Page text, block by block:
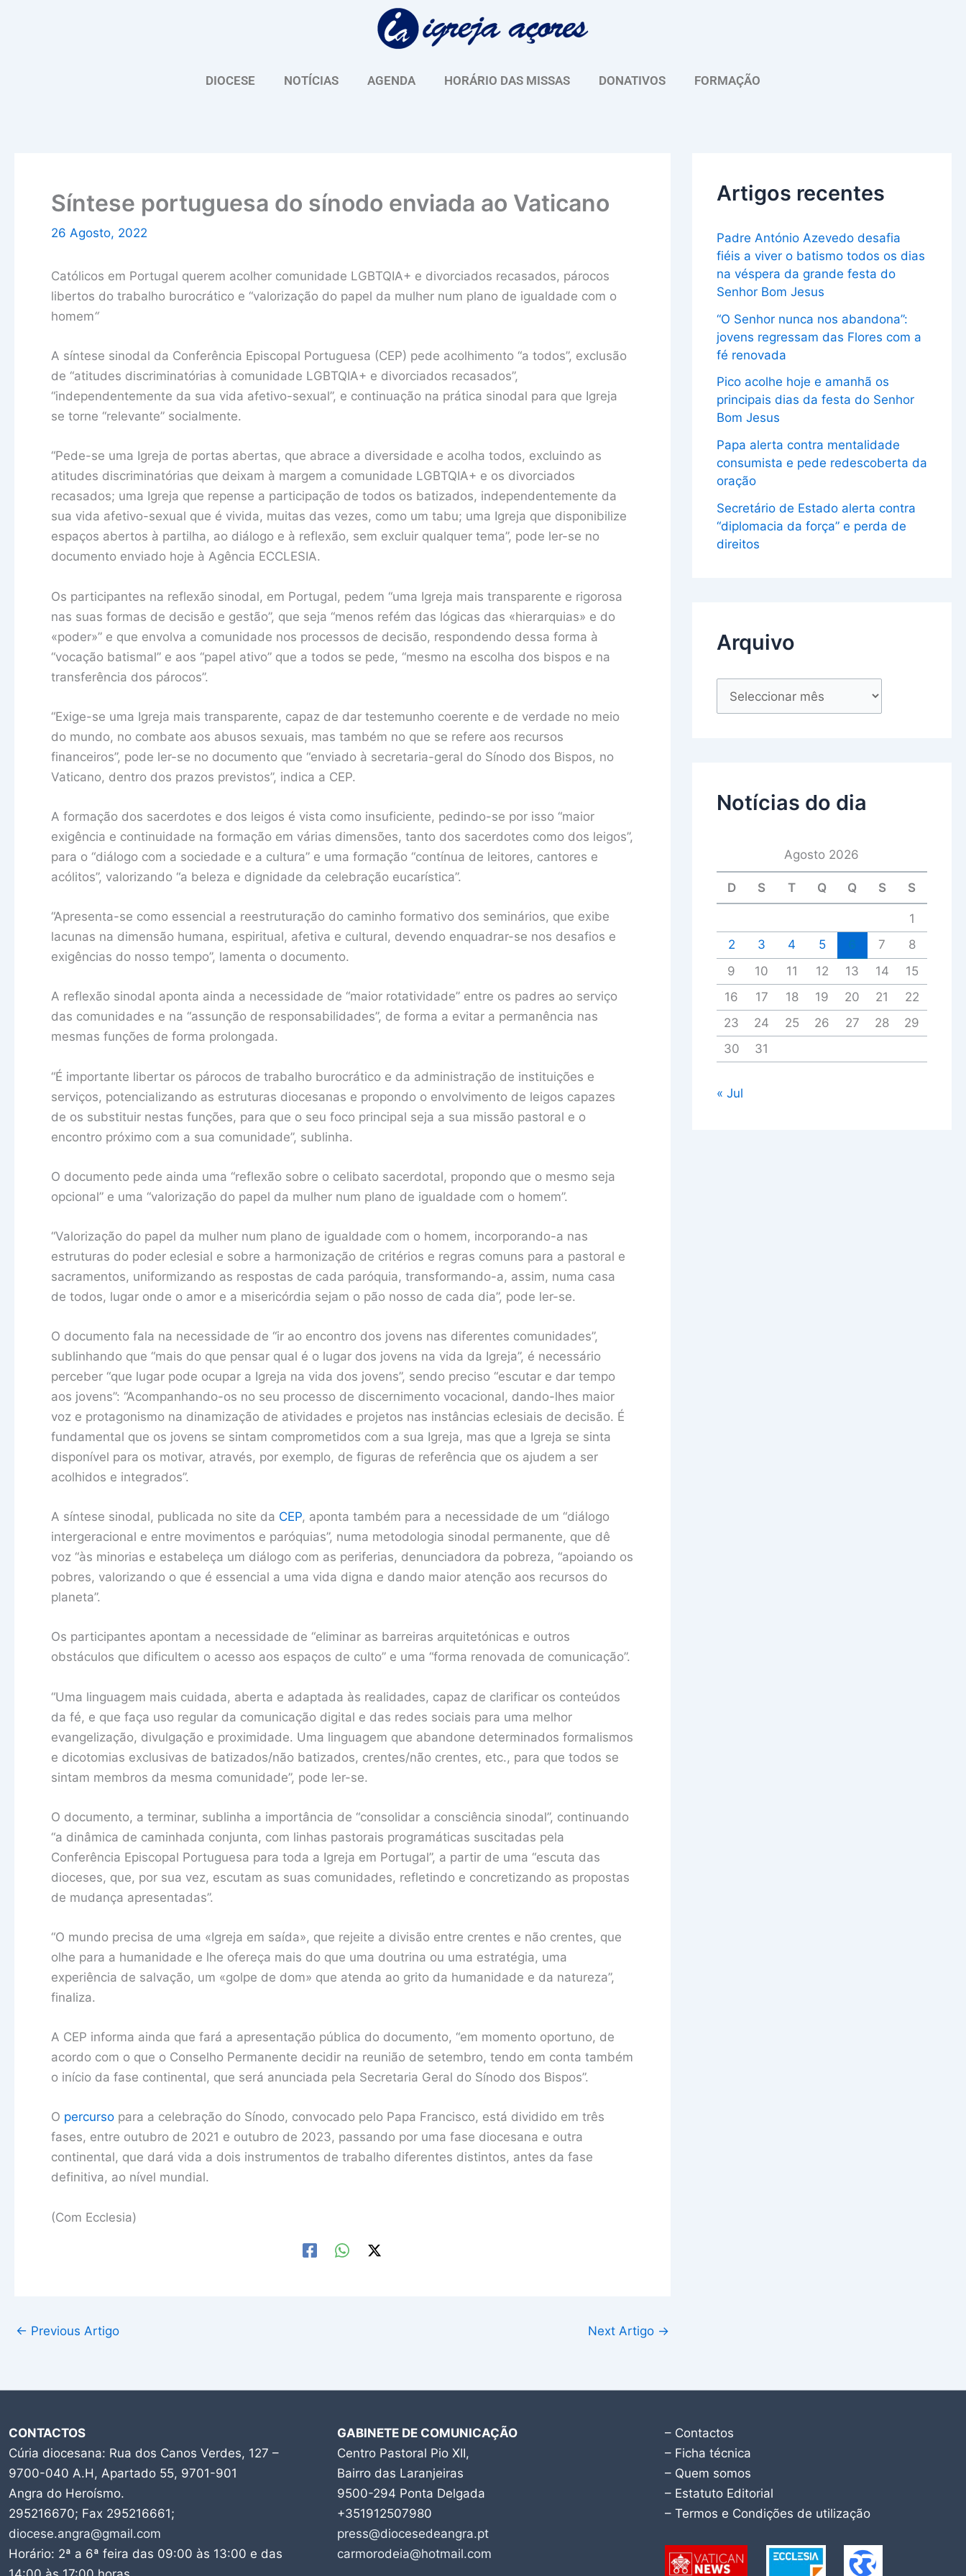
DIOCESE NOTÍCIAS AGENDA HORÁRIO DAS MISSAS DONATIVOS FORMAÇÃO
Síntese portuguesa do sínodo enviada ao Vaticano
26 Agosto, 2022
Católicos em Portugal querem acolher comunidade LGBTQIA+ e divorciados recasados, párocos
libertos do trabalho burocrático e “valorização do papel da mulher num plano de igualdade com o
homem“
A síntese sinodal da Conferência Episcopal Portuguesa (CEP) pede acolhimento “a todos”, exclusão
de “atitudes discriminatórias à comunidade LGBTQIA+ e divorciados recasados”,
“independentemente da sua vida afetivo-sexual”, e continuação na prática sinodal para que Igreja
se torne “relevante” socialmente.
“Pede-se uma Igreja de portas abertas, que abrace a diversidade e acolha todos, excluindo as
atitudes discriminatórias que deixam à margem a comunidade LGBTQIA+ e os divorciados
recasados; uma Igreja que repense a participação de todos os batizados, independentemente da
sua vida afetivo-sexual que é vivida, muitas das vezes, como um tabu; uma Igreja que disponibilize
espaços abertos à partilha, ao diálogo e à reflexão, sem excluir qualquer tema”, pode ler-se no
documento enviado hoje à Agência ECCLESIA.
Os participantes na reflexão sinodal, em Portugal, pedem “uma Igreja mais transparente e rigorosa
nas suas formas de decisão e gestão”, que seja “menos refém das lógicas das «hierarquias» e do
«poder»” e que envolva a comunidade nos processos de decisão, respondendo dessa forma à
“vocação batismal” e aos “papel ativo” que a todos se pede, “mesmo na escolha dos bispos e na
transferência dos párocos”.
“Exige-se uma Igreja mais transparente, capaz de dar testemunho coerente e de verdade no meio
do mundo, no combate aos abusos sexuais, mas também no que se refere aos recursos
financeiros”, pode ler-se no documento que “enviado à secretaria-geral do Sínodo dos Bispos, no
Vaticano, dentro dos prazos previstos”, indica a CEP.
A formação dos sacerdotes e dos leigos é vista como insuficiente, pedindo-se por isso “maior
exigência e continuidade na formação em várias dimensões, tanto dos sacerdotes como dos leigos”,
para o “diálogo com a sociedade e a cultura” e uma formação “contínua de leitores, cantores e
acólitos”, valorizando “a beleza e dignidade da celebração eucarística”.
“Apresenta-se como essencial a reestruturação do caminho formativo dos seminários, que exibe
lacunas na dimensão humana, espiritual, afetiva e cultural, devendo enquadrar-se nos desafios e
exigências do nosso tempo”, lamenta o documento.
A reflexão sinodal aponta ainda a necessidade de “maior rotatividade” entre os padres ao serviço
das comunidades e na “assunção de responsabilidades”, de forma a evitar a permanência nas
mesmas funções de forma prolongada.
“É importante libertar os párocos de trabalho burocrático e da administração de instituições e
serviços, potencializando as estruturas diocesanas e propondo o envolvimento de leigos capazes
de os substituir nestas funções, para que o seu foco principal seja a sua missão pastoral e o
encontro próximo com a sua comunidade”, sublinha.
O documento pede ainda uma “reflexão sobre o celibato sacerdotal, propondo que o mesmo seja
opcional” e uma “valorização do papel da mulher num plano de igualdade com o homem”.
“Valorização do papel da mulher num plano de igualdade com o homem, incorporando-a nas
estruturas do poder eclesial e sobre a harmonização de critérios e regras comuns para a pastoral e
sacramentos, uniformizando as respostas de cada paróquia, transformando-a, assim, numa casa
de todos, lugar onde o amor e a misericórdia sejam o pão nosso de cada dia”, pode ler-se.
O documento fala na necessidade de “ir ao encontro dos jovens nas diferentes comunidades”,
sublinhando que “mais do que pensar qual é o lugar dos jovens na vida da Igreja”, é necessário
perceber “que lugar pode ocupar a Igreja na vida dos jovens”, sendo preciso “escutar e dar tempo
aos jovens”: “Acompanhando-os no seu processo de discernimento vocacional, dando-lhes maior
voz e protagonismo na dinamização de atividades e projetos nas instâncias eclesiais de decisão. É
fundamental que os jovens se sintam comprometidos com a sua Igreja, mas que a Igreja se sinta
disponível para os motivar, através, por exemplo, de figuras de referência que os ajudem a ser
acolhidos e integrados”.
A síntese sinodal, publicada no site da CEP, aponta também para a necessidade de um “diálogo
intergeracional e entre movimentos e paróquias”, numa metodologia sinodal permanente, que dê
voz “às minorias e estabeleça um diálogo com as periferias, denunciadora da pobreza, “apoiando os
pobres, valorizando o que é essencial a uma vida digna e dando maior atenção aos recursos do
planeta”.
Os participantes apontam a necessidade de “eliminar as barreiras arquitetónicas e outros
obstáculos que dificultem o acesso aos espaços de culto” e uma “forma renovada de comunicação”.
“Uma linguagem mais cuidada, aberta e adaptada às realidades, capaz de clarificar os conteúdos
da fé, e que faça uso regular da comunicação digital e das redes sociais para uma melhor
evangelização, divulgação e proximidade. Uma linguagem que abandone determinados formalismos
e dicotomias exclusivas de batizados/não batizados, crentes/não crentes, etc., para que todos se
sintam membros da mesma comunidade”, pode ler-se.
O documento, a terminar, sublinha a importância de “consolidar a consciência sinodal”, continuando
“a dinâmica de caminhada conjunta, com linhas pastorais programáticas suscitadas pela
Conferência Episcopal Portuguesa para toda a Igreja em Portugal”, a partir de uma “escuta das
dioceses, que, por sua vez, escutam as suas comunidades, refletindo e concretizando as propostas
de mudança apresentadas”.
“O mundo precisa de uma «Igreja em saída», que rejeite a divisão entre crentes e não crentes, que
olhe para a humanidade e lhe ofereça mais do que uma doutrina ou uma estratégia, uma
experiência de salvação, um «golpe de dom» que atenda ao grito da humanidade e da natureza”,
finaliza.
A CEP informa ainda que fará a apresentação pública do documento, “em momento oportuno, de
acordo com o que o Conselho Permanente decidir na reunião de setembro, tendo em conta também
o início da fase continental, que será anunciada pela Secretaria Geral do Sínodo dos Bispos”.
O percurso para a celebração do Sínodo, convocado pelo Papa Francisco, está dividido em três
fases, entre outubro de 2021 e outubro de 2023, passando por uma fase diocesana e outra
continental, que dará vida a dois instrumentos de trabalho diferentes distintos, antes da fase
definitiva, ao nível mundial.
(Com Ecclesia)
← Previous Artigo Next Artigo →
Artigos recentes
Padre António Azevedo desafia
fiéis a viver o batismo todos os dias
na véspera da grande festa do
Senhor Bom Jesus
“O Senhor nunca nos abandona”:
jovens regressam das Flores com a
fé renovada
Pico acolhe hoje e amanhã os
principais dias da festa do Senhor
Bom Jesus
Papa alerta contra mentalidade
consumista e pede redescoberta da
oração
Secretário de Estado alerta contra
“diplomacia da força” e perda de
direitos
Arquivo
u
Notícias do dia
Agosto 2026
D S T Q Q S S
1
2
3 4 5 7
8
9
10 11 12 13 14
15
16
17 18 19 20 21
22
23
24 25 26 27 28
29
30
31
« Jul
CONTACTOS
Cúria diocesana: Rua dos Canos Verdes, 127 –
9700-040 A.H, Apartado 55, 9701-901
Angra do Heroísmo.
295216670; Fax 295216661;
diocese.angra@gmail.com
Horário: 2ª a 6ª feira das 09:00 às 13:00 e das
GABINETE DE COMUNICAÇÃO
Centro Pastoral Pio XII,
Bairro das Laranjeiras
9500-294 Ponta Delgada
+351912507980
press@diocesedeangra.pt
carmorodeia@hotmail.com
– Contactos
– Ficha técnica
– Quem somos
– Estatuto Editorial
– Termos e Condições de utilização